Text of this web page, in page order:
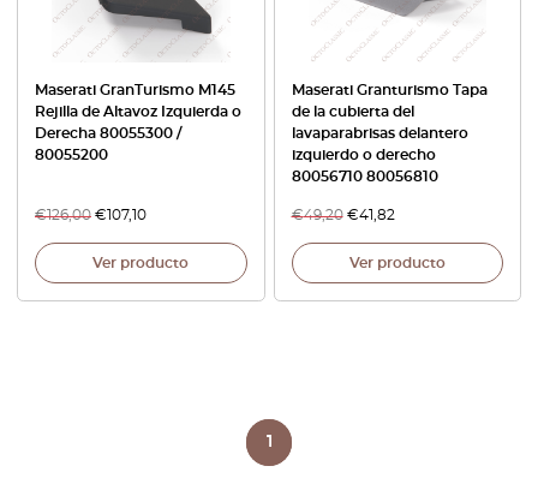
Maserati GranTurismo M145
Rejilla de Altavoz Izquierda o
Derecha 80055300 /
80055200
€126,00 €107,10
Ver producto
Maserati Granturismo Tapa
de la cubierta del
lavaparabrisas delantero
izquierdo o derecho
80056710 80056810
€49,20 €41,82
Ver producto
1